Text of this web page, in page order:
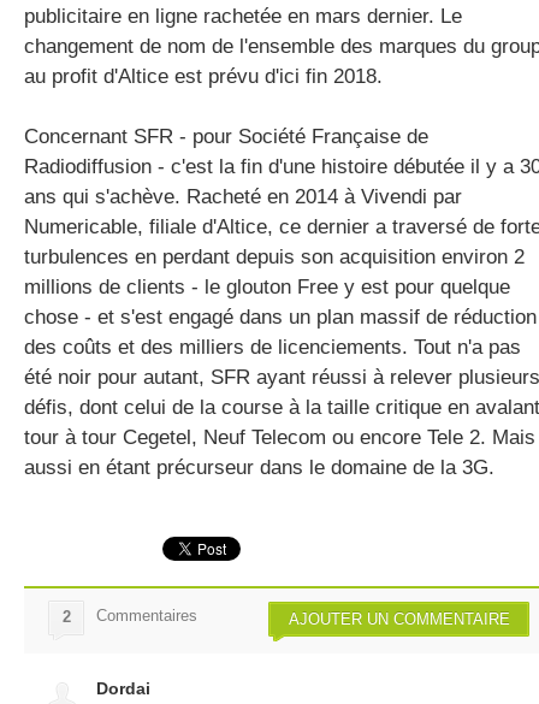
publicitaire en ligne rachetée en mars dernier. Le
changement de nom de l'ensemble des marques du
au profit d'Altice est prévu d'ici fin 2018.
Concernant SFR - pour Société Française de
Radiodiffusion - c'est la fin d'une histoire débutée il y a
ans qui s'achève. Racheté en 2014 à Vivendi par
Numericable, filiale d'Altice, ce dernier a traversé de
turbulences en perdant depuis son acquisition environ 2
millions de clients - le glouton Free y est pour quelque
chose - et s'est engagé dans un plan massif de réduction
des coûts et des milliers de licenciements. Tout n'a pas
été noir pour autant, SFR ayant réussi à relever plusieurs
défis, dont celui de la course à la taille critique en avalant
tour à tour Cegetel, Neuf Telecom ou encore Tele 2. Mais
aussi en étant précurseur dans le domaine de la 3G.
AJOUTER UN COMMENTAIRE
2 Commentaires
Dordai